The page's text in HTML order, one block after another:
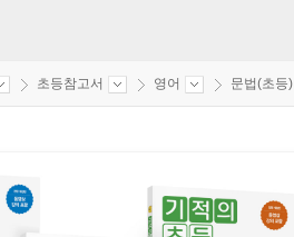
초등참고서 영어 문법(초등)